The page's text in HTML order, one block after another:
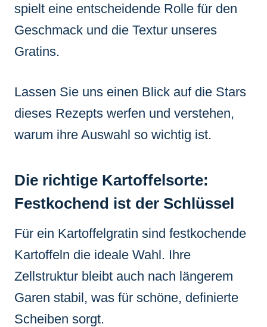
spielt eine entscheidende Rolle für den
Geschmack und die Textur unseres
Gratins.
Lassen Sie uns einen Blick auf die Stars
dieses Rezepts werfen und verstehen,
warum ihre Auswahl so wichtig ist.
Die richtige Kartoffelsorte:
Festkochend ist der Schlüssel
Für ein Kartoffelgratin sind festkochende
Kartoffeln die ideale Wahl. Ihre
Zellstruktur bleibt auch nach längerem
Garen stabil, was für schöne, definierte
Scheiben sorgt.